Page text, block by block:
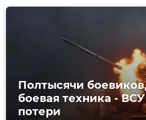
Полтысячи
боевая техника -
потери